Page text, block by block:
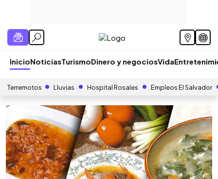
InicioNoticiasTurismoDinero y negociosVida
Terremotos Lluvias Hospital Rosales Empleos El Salvador